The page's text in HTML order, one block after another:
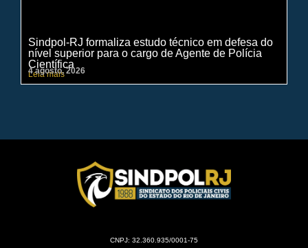
Sindpol-RJ formaliza estudo técnico em defesa do
nível superior para o cargo de Agente de Polícia
Científica
Leia mais
4 agosto, 2026
CNPJ: 32.360.935/0001-75